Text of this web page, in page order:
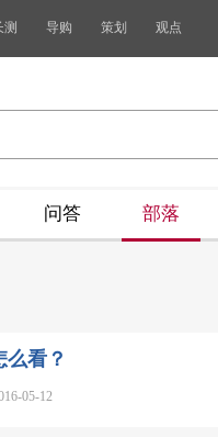
测 导购 策划 观点
问答 部落
么看？
05-12